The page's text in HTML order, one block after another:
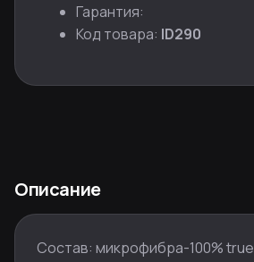
Гарантия:
Код товара: ID290
Описание
Состав: микрофибра-100% true